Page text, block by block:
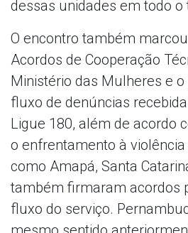
dessas unidades em todo o
O encontro também
Acordos de Cooperação
Ministério das Mulheres e o
fluxo de denúncias
Ligue 180, além de acordo
o enfrentamento à violência
como Amapá, Santa
também firmaram acordos
fluxo do serviço.